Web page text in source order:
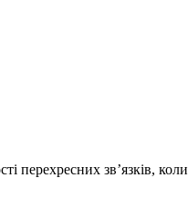
перехресних зв’язків, коли